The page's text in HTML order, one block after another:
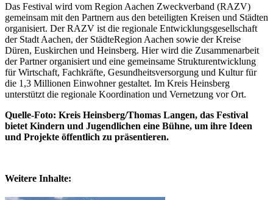
Das Festival wird vom Region Aachen Zweckverband (RAZV)
gemeinsam mit den Partnern aus den beteiligten Kreisen und Städten
organisiert. Der RAZV ist die regionale Entwicklungsgesellschaft
der Stadt Aachen, der StädteRegion Aachen sowie der Kreise
Düren, Euskirchen und Heinsberg. Hier wird die Zusammenarbeit
der Partner organisiert und eine gemeinsame Strukturentwicklung
für Wirtschaft, Fachkräfte, Gesundheitsversorgung und Kultur für
die 1,3 Millionen Einwohner gestaltet. Im Kreis Heinsberg
unterstützt die regionale Koordination und Vernetzung vor Ort.
Quelle-Foto: Kreis Heinsberg/Thomas Langen, das Festival
bietet Kindern und Jugendlichen eine Bühne, um ihre Ideen
und Projekte öffentlich zu präsentieren.
Weitere Inhalte: